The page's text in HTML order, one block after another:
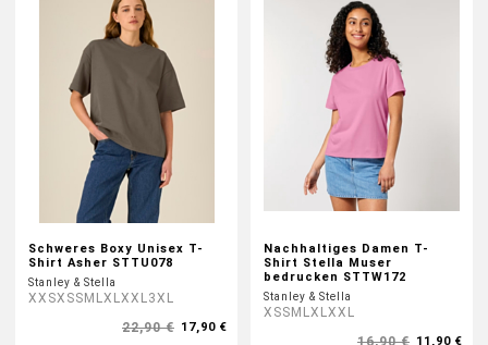
Schweres Boxy Unisex T-
Shirt Asher STTU078
Stanley & Stella
XXSXSSM L XL XXL 3XL
22,90 € 17,90 €
Nachhaltiges Damen T-
Shirt Stella Muser
bedrucken STTW172
Stanley & Stella
XSSM L XL XXL
16,90 € 11,90 €